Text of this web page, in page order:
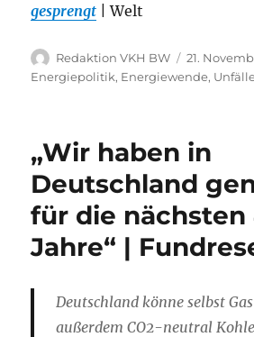
gesprengt | Welt
Autor
Redaktion VKH BW
am
21.
Energiepolitik, Energiewende,
„Wir haben in
Deutschland
für die nächsten
Jahre“ |
Deutschland könne selbst
außerdem CO2-neutral